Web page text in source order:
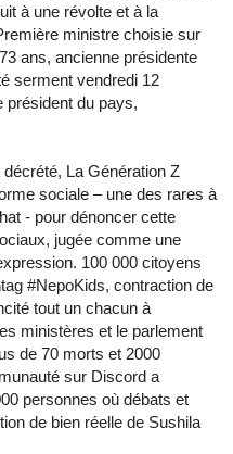
à une révolte et à la
ministre choisie sur
ans, ancienne présidente
serment vendredi 12
président du pays,
La Génération Z
sociale – une des rares à
- pour dénoncer cette
jugée comme une
100 000 citoyens
#NepoKids, contraction de
tout un chacun à
ministères et le parlement
de 70 morts et 2000
sur Discord a
personnes où débats et
de bien réelle de Sushila